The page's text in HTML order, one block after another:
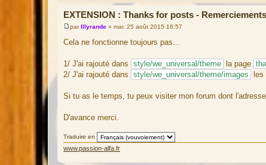
EXTENSION : Thanks for posts -
M
e
s
g
e
parIllyrande » mar. 25 août 2015 16:57
Cela ne fonctionne toujours pas...
1/ J'ai rajouté dans style/we_universal/theme la page
2/ J'ai rajouté dans style/we_universal/theme/images les
Si tu as le temps, tu peux visiter mon forum dont
D'avance merci.
Traduire en
www.passion-alfa.fr